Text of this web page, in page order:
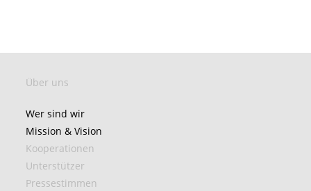
Über uns
Wer sind wir
Mission & Vision
Kooperationen
Unterstützer
Pressestimmen